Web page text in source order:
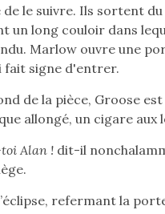
de le suivre. Ils sortent
un long couloir dans
Marlow ouvre une
fait signe d'entrer.
de la pièce, Groose
allongé, un cigare aux
Alan !dit-il
refermant la